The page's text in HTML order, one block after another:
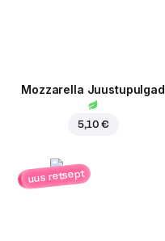
Mozzarella Juustupulgad
5,10 €
uus retsept